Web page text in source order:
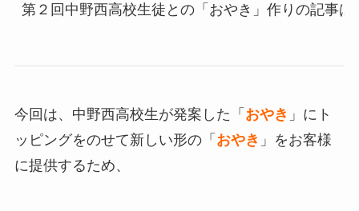
第２回中野西高校生徒との「おやき」作りの記事は
今回は、中野西高校生が発案した「 おやき 」にト
ッピングをのせて新しい形の「 おやき 」をお客様
に提供するため、